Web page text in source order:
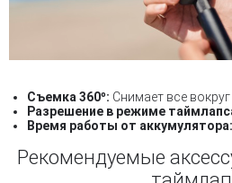
Съемка 360º: Снимает все
Разрешение в режиме
Время работы от аккумулятора:
Рекомендуемые